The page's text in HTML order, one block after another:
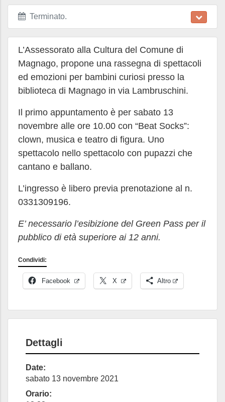
Terminato.
L’Assessorato alla Cultura del Comune di
Magnago, propone una rassegna di spettacoli
ed emozioni per bambini curiosi presso la
biblioteca di Magnago in via Lambruschini.
Il primo appuntamento è per sabato 13
novembre alle ore 10.00 con “Beat Socks”:
clown, musica e teatro di figura. Uno
spettacolo nello spettacolo con pupazzi che
cantano e ballano.
L’ingresso è libero previa prenotazione al n.
0331309196.
E’ necessario l’esibizione del Green Pass per il
pubblico di età superiore ai 12 anni.
Condividi:
Facebook X Altro
Dettagli
Date:
sabato 13 novembre 2021
Orario: